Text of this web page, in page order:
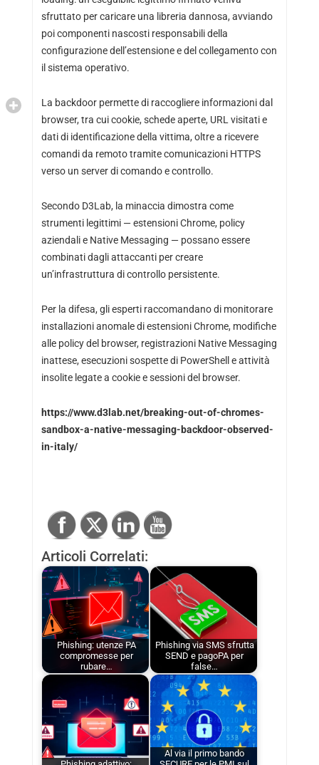
sfruttato per caricare una libreria dannosa, avviando
poi componenti nascosti responsabili della
configurazione dell’estensione e del collegamento con
il sistema operativo.
La backdoor permette di raccogliere informazioni dal
browser, tra cui cookie, schede aperte, URL visitati e
dati di identificazione della vittima, oltre a ricevere
comandi da remoto tramite comunicazioni HTTPS
verso un server di comando e controllo.
Secondo D3Lab, la minaccia dimostra come
strumenti legittimi — estensioni Chrome, policy
aziendali e Native Messaging — possano essere
combinati dagli attaccanti per creare
un’infrastruttura di controllo persistente.
Per la difesa, gli esperti raccomandano di monitorare
installazioni anomale di estensioni Chrome, modifiche
alle policy del browser, registrazioni Native Messaging
inattese, esecuzioni sospette di PowerShell e attività
insolite legate a cookie e sessioni del browser.
https://www.d3lab.net/breaking-out-of-chromes-
sandbox-a-native-messaging-backdoor-observed-
in-italy/
Articoli Correlati:
Phishing: utenze PA
compromesse per
rubare…
Phishing via SMS sfrutta
SEND e pagoPA per
false…
Al via il primo bando